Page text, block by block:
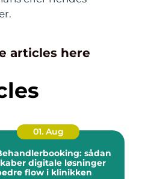
articles here
01. Aug
sådan
digitale løsninger
flow i klinikken